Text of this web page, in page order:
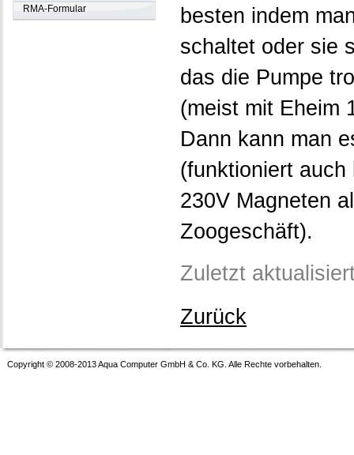
RMA-Formular
besten indem
schaltet oder sie
das die Pumpe
(meist mit Eheim
Dann kann man
(funktioniert
230V Magneten
Zoogeschäft).
Zuletzt
Zurück
Copyright © 2008-2013 Aqua Computer GmbH & Co. KG. Alle Rechte vorbehalten.